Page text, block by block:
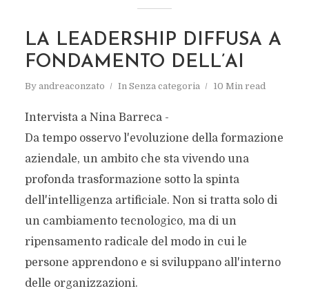
LA LEADERSHIP DIFFUSA A
FONDAMENTO DELL’AI
By andreaconzato In Senza categoria 10 Min read
Intervista a Nina Barreca -
Da tempo osservo l'evoluzione della formazione
aziendale, un ambito che sta vivendo una
profonda trasformazione sotto la spinta
dell'intelligenza artificiale. Non si tratta solo di
un cambiamento tecnologico, ma di un
ripensamento radicale del modo in cui le
persone apprendono e si sviluppano all'interno
delle organizzazioni.